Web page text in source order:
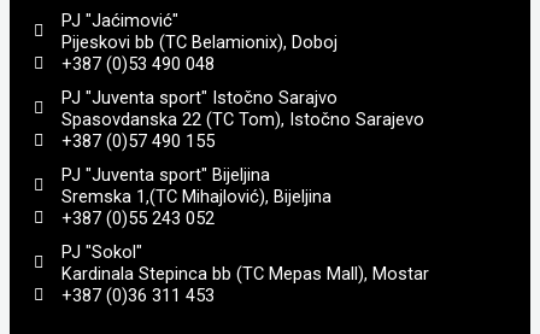
PJ "Jaćimović"
Pijeskovi bb (TC Belamionix), Doboj
+387 (0)53 490 048
PJ "Juventa sport" Istočno Sarajvo
Spasovdanska 22 (TC Tom), Istočno Sarajevo
+387 (0)57 490 155
PJ "Juventa sport" Bijeljina
Sremska 1,(TC Mihajlović), Bijeljina
+387 (0)55 243 052
PJ "Sokol"
Kardinala Stepinca bb (TC Mepas Mall), Mostar
+387 (0)36 311 453